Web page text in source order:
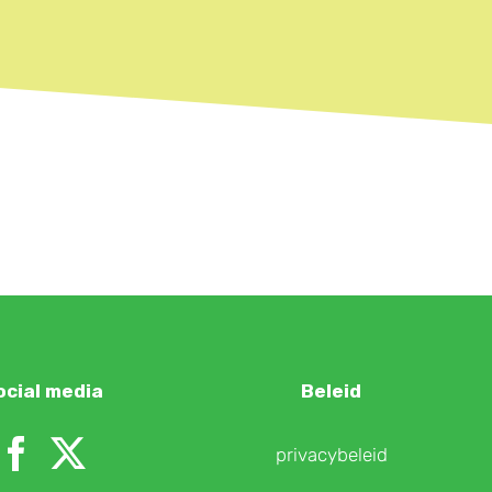
media Beleid
privacybeleid